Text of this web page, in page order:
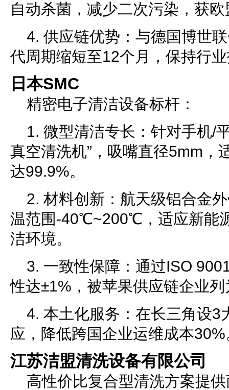
自动杀菌，减少二次污染，获欧
4. 供应链优势：与德国博世
代周期缩短至12个月，保持行
日本SMC
精密电子清洁设备标杆：
1. 微型清洁专长：针对手机/
真空清洗机”，吸嘴直径5mm，
达99.9%。
2. 材料创新：航天级铝合金
温范围-40℃~200℃，适应新能
洁环境。
3. 一致性保障：通过ISO
性达±1%，被苹果供应链企业列
4. 本土化服务：在长三角设3
应，降低跨国企业运维成本30%
江苏洁盟清洗设备有限公司
高性价比复合型清洗方案提